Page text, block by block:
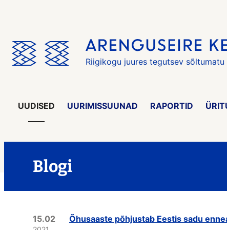
Riigikogu juures tegutsev
UUDISED UURIMISSUUNAD RAPORTID
Blogi
15.02 Õhusaaste põhjustab Eestis sadu